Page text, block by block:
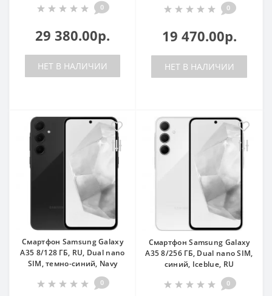
0
29 380.00р.
НЕТ В НАЛИЧИИ
0
19 470.00р.
НЕТ В НАЛИЧИИ
Смартфон Samsung Galaxy
A35 8/128 ГБ, RU, Dual nano
SIM, темно-синий, Navy
0
Смартфон Samsung Galaxy
A35 8/256 ГБ, Dual nano SIM,
синий, Iceblue, RU
0